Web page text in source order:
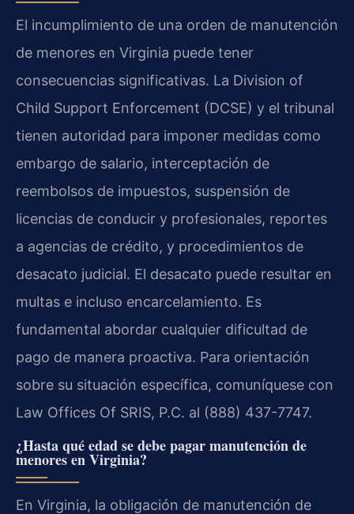
El incumplimiento de una orden de manutención
de menores en Virginia puede tener
consecuencias significativas. La Division of
Child Support Enforcement (DCSE) y el tribunal
tienen autoridad para imponer medidas como
embargo de salario, interceptación de
reembolsos de impuestos, suspensión de
licencias de conducir y profesionales, reportes
a agencias de crédito, y procedimientos de
desacato judicial. El desacato puede resultar en
multas e incluso encarcelamiento. Es
fundamental abordar cualquier dificultad de
pago de manera proactiva. Para orientación
sobre su situación específica, comuníquese con
Law Offices Of SRIS, P.C. al (888) 437-7747.
¿Hasta qué edad se debe pagar manutención de
menores en Virginia?
En Virginia, la obligación de manutención de